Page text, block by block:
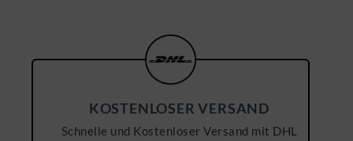
KOSTENLOSER VERSAND
Schnelle und Kostenloser Versand mit DHL